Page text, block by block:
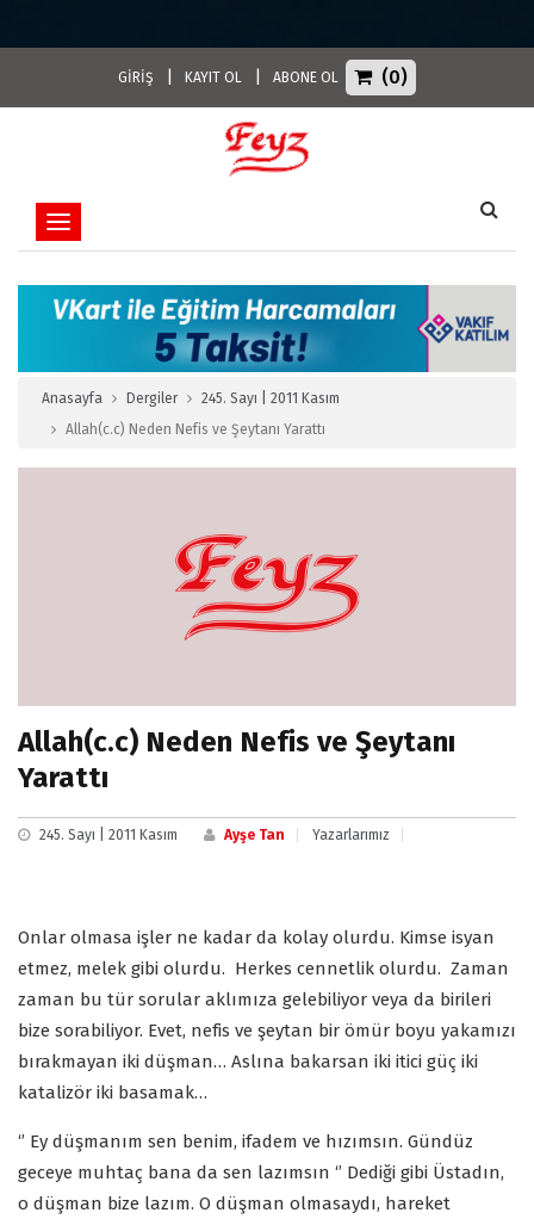
GİRİŞ KAYIT OL ABONE OL (0)
Toggle navigation
Anasayfa Dergiler
245. Sayı | 2011 Kasım
Allah(c.c) Neden Nefis ve Şeytanı Yarattı
Allah(c.c) Neden Nefis ve Şeytanı
Yarattı
245. Sayı | 2011 Kasım Ayşe Tan Yazarlarımız
Onlar olmasa işler ne kadar da kolay olurdu. Kimse isyan
etmez, melek gibi olurdu. Herkes cennetlik olurdu. Zaman
zaman bu tür sorular aklımıza gelebiliyor veya da birileri
bize sorabiliyor. Evet, nefis ve şeytan bir ömür boyu yakamızı
bırakmayan iki düşman… Aslına bakarsan iki itici güç iki
katalizör iki basamak…
‘’ Ey düşmanım sen benim, ifadem ve hızımsın. Gündüz
geceye muhtaç bana da sen lazımsın ‘’ Dediği gibi Üstadın,
o düşman bize lazım. O düşman olmasaydı, hareket